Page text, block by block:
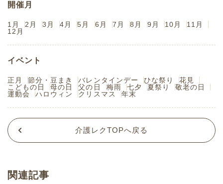
開催月
1月 2月 3月 4月 5月 6月 7月 8月 9月 10月
11月
12月
イベント
正月 節分・豆まき バレンタインデー ひな祭り
花見
こどもの日
母の日 父の日 梅雨 七夕 夏祭り
敬老の日
運動会
ハロウィン クリスマス 年末
介護レクTOPへ戻る
関連記事